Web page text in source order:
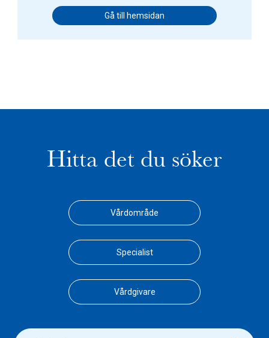
Gå till hemsidan
Hitta det du söker
Vårdområde
Specialist
Vårdgivare